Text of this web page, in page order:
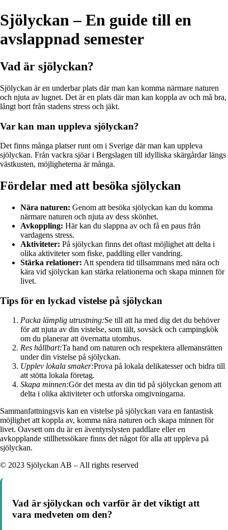
Sjölyckan – En guide till en
avslappnad semester
Vad är sjölyckan?
Sjölyckan är en underbar plats där man kan komma närmare naturen
och njuta av lugnet. Det är en plats där man kan koppla av och må bra,
långt bort från stadens stress och jäkt.
Var kan man uppleva sjölyckan?
Det finns många platser runt om i Sverige där man kan uppleva
sjölyckan. Från vackra sjöar i Bergslagen till idylliska skärgårdar längs
västkusten, möjligheterna är många.
Fördelar med att besöka sjölyckan
Nära naturen: Genom att besöka sjölyckan kan du komma
närmare naturen och njuta av dess skönhet.
Avkoppling: Här kan du slappna av och få en paus från
vardagens stress.
Aktiviteter: På sjölyckan finns det oftast möjlighet att delta i
olika aktiviteter som fiske, paddling eller vandring.
Stärka relationer: Att spendera tid tillsammans med nära och
kära vid sjölyckan kan stärka relationerna och skapa minnen för
livet.
Tips för en lyckad vistelse på sjölyckan
Packa lämplig utrustning:Se till att ha med dig det du behöver
för att njuta av din vistelse, som tält, sovsäck och campingkök
om du planerar att övernatta utomhus.
Res hållbart:Ta hand om naturen och respektera allemansrätten
under din vistelse på sjölyckan.
Upplev lokala smaker:Prova på lokala delikatesser och bidra till
att stötta lokala företag.
Skapa minnen:Gör det mesta av din tid på sjölyckan genom att
delta i olika aktiviteter och utforska omgivningarna.
Sammanfattningsvis kan en vistelse på sjölyckan vara en fantastisk
möjlighet att koppla av, komma nära naturen och skapa minnen för
livet. Oavsett om du är en äventyrslysten paddlare eller en
avkopplande stillhetssökare finns det något för alla att uppleva på
sjölyckan.
© 2023 Sjölyckan AB – All rights reserved
Vad är sjölyckan och varför är det viktigt att
vara medveten om den?